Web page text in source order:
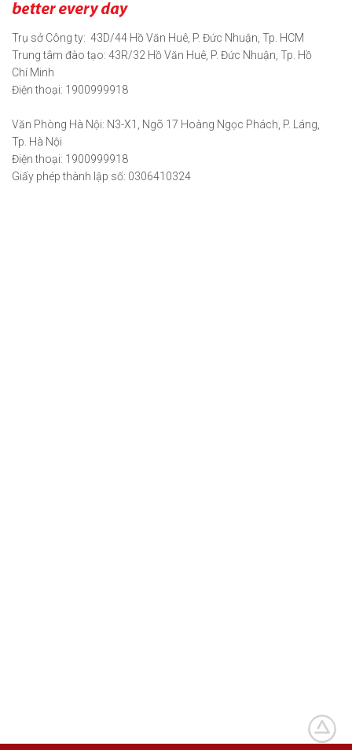
Trụ sở Công ty: 43D/44 Hồ Văn Huê, P. Đức Nhuận, Tp. HCM
Trung tâm đào tạo: 43R/32 Hồ Văn Huê, P. Đức Nhuận, Tp. Hồ
Chí Minh
Điện thoại: 1900999918
Văn Phòng Hà Nội: N3-X1, Ngõ 17 Hoàng Ngọc Phách, P. Láng,
Tp. Hà Nội
Điện thoại: 1900999918
Giấy phép thành lập số: 0306410324